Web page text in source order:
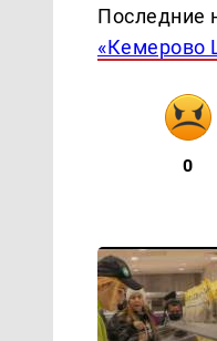
Последние
«Кемерово
0